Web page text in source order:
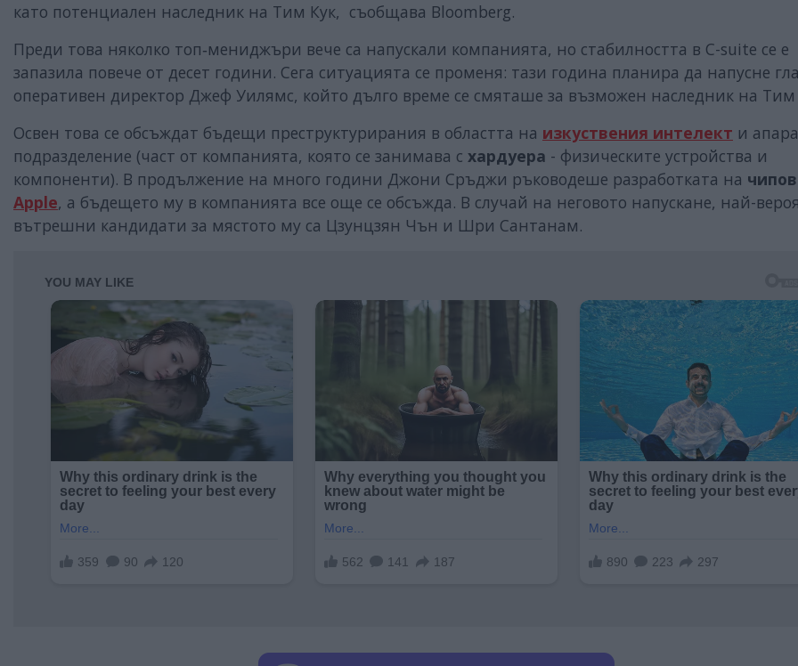
като потенциален наследник на Тим Кук, съобщава Bloomberg.
Преди това няколко топ‑мениджъри вече са напускали компанията, но стабилността в C-suite се е
запазила повече от десет години. Сега ситуацията се променя: тази година планира да напусне
оперативен директор Джеф Уилямс, който дълго време се смяташе за възможен наследник на Тим
Освен това се обсъждат бъдещи преструктурирания в областта на изкуствения интелект и
подразделение (част от компанията, която се занимава с хардуера - физическите устройства и
компоненти). В продължение на много години Джони Сръджи ръководеше разработката на
Apple, а бъдещето му в компанията все още се обсъжда. В случай на неговото напускане, най-
вътрешни кандидати за мястото му са Цзунцзян Чън и Шри Сантанам.